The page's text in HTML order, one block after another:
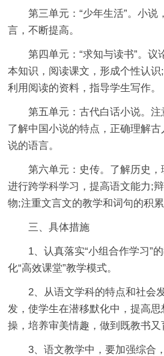
第三单元：“少年生活”。小说
言，不断提高。
第四单元：“求知与读书”。议
本知识，阅读课文，形成个性认
利用阅读的资料，指导学生写作。
第五单元：古代白话小说。注
了解中国小说的特点，正确理解
说的语言。
第六单元：史传。了解历史，
进行跨学科学习，提高语文能力;
物;注重文言文的教学和词句的积累
三、具体措施
1、认真落实“小组合作学习”
化“高效课堂”教学模式。
2、从语文学科的特点和社会
发，使学生在潜移默化中，提高
操，培养审美情趣，做到既教书又
3、语文教学中，要加强综合